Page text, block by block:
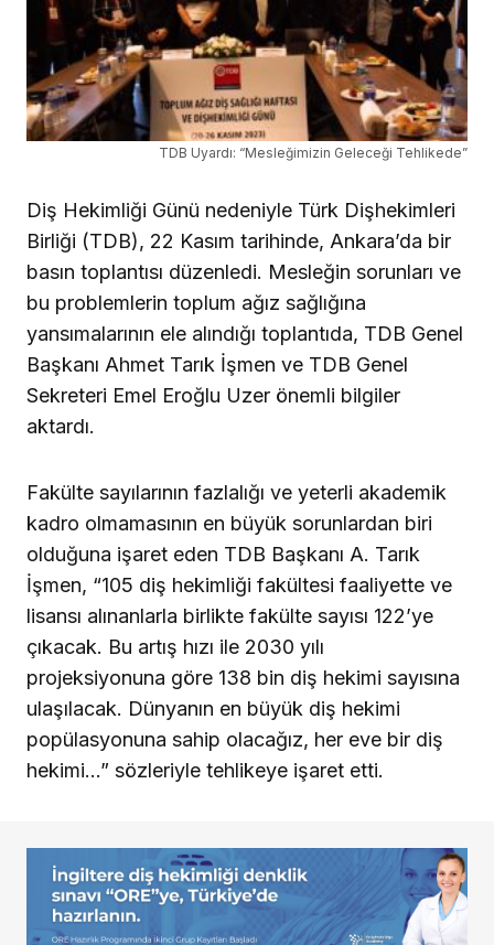
TDB Uyardı: “Mesleğimizin Geleceği Tehlikede”
Diş Hekimliği Günü nedeniyle Türk Dişhekimleri
Birliği (TDB), 22 Kasım tarihinde, Ankara’da bir
basın toplantısı düzenledi. Mesleğin sorunları ve
bu problemlerin toplum ağız sağlığına
yansımalarının ele alındığı toplantıda, TDB Genel
Başkanı Ahmet Tarık İşmen ve TDB Genel
Sekreteri Emel Eroğlu Uzer önemli bilgiler
aktardı.
Fakülte sayılarının fazlalığı ve yeterli akademik
kadro olmamasının en büyük sorunlardan biri
olduğuna işaret eden TDB Başkanı A. Tarık
İşmen, “105 diş hekimliği fakültesi faaliyette ve
lisansı alınanlarla birlikte fakülte sayısı 122’ye
çıkacak. Bu artış hızı ile 2030 yılı
projeksiyonuna göre 138 bin diş hekimi sayısına
ulaşılacak. Dünyanın en büyük diş hekimi
popülasyonuna sahip olacağız, her eve bir diş
hekimi…” sözleriyle tehlikeye işaret etti.